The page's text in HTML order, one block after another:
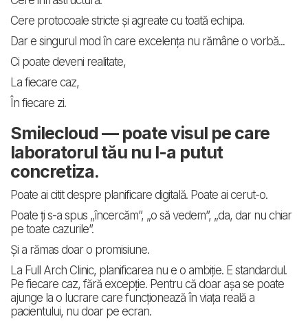
Cere protocoale stricte și agreate cu toată echipa.
Dar e singurul mod în care excelența nu rămâne o vorbă...
Ci poate deveni realitate,
La fiecare caz,
În fiecare zi.
Smilecloud — poate visul pe care
laboratorul tău nu l-a putut
concretiza.
Poate ai citit despre planificare digitală. Poate ai cerut-o.
Poate ți s-a spus „încercăm”, „o să vedem”, „da, dar nu chiar
pe toate cazurile”.
Și a rămas doar o promisiune.
La Full Arch Clinic, planificarea nu e o ambiție. E standardul.
Pe fiecare caz, fără excepție. Pentru că doar așa se poate
ajunge la o lucrare care funcționează în viața reală a
pacientului, nu doar pe ecran.